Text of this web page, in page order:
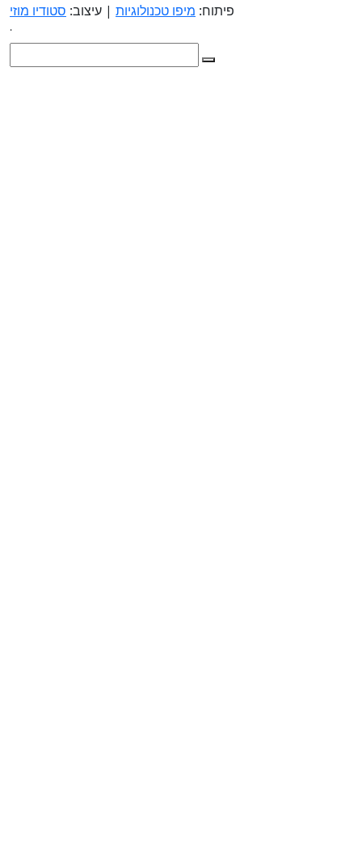
פיתוח: מיפו טכנולוגיות | עיצוב: סטודיו מוזי
.